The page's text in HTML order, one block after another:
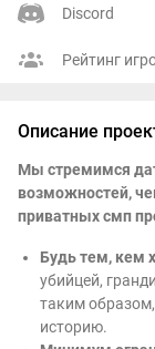
Discord
Рейтинг
Описание
Мы стремимся
возможностей,
приватных смп
Будь тем, кем
убийцей,
таким
историю.